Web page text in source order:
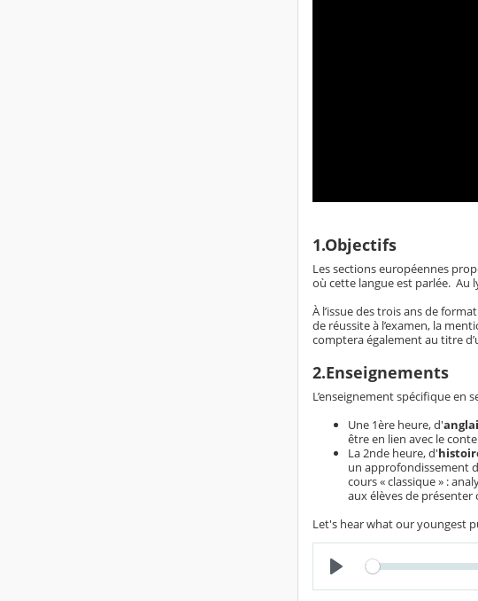
1.Objectifs
Les sections européennes
où cette langue est parlée. Au
À l’issue des trois ans de
de réussite à l’examen, la
comptera également au titre
2.Enseignements
L’enseignement spécifique en
Une 1ère heure, d'
être en lien avec le
La 2nde heure, d'
un approfondissement
cours « classique » :
aux élèves de
Let's hear what our youngest